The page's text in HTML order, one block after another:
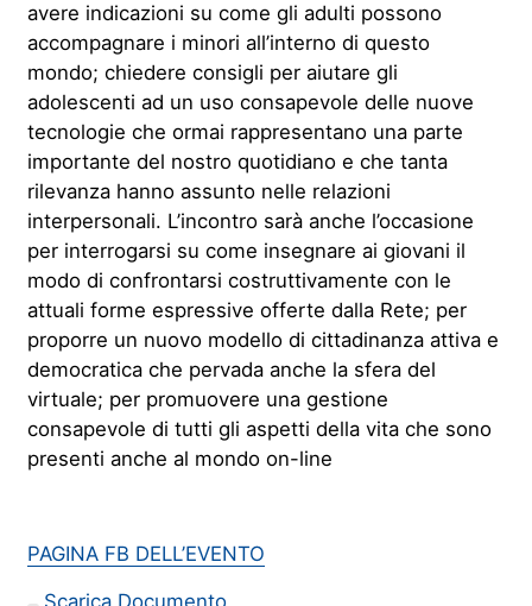
avere indicazioni su come gli adulti possono
accompagnare i minori all’interno di questo
mondo; chiedere consigli per aiutare gli
adolescenti ad un uso consapevole delle nuove
tecnologie che ormai rappresentano una parte
importante del nostro quotidiano e che tanta
rilevanza hanno assunto nelle relazioni
interpersonali. L’incontro sarà anche l’occasione
per interrogarsi su come insegnare ai giovani il
modo di confrontarsi costruttivamente con le
attuali forme espressive offerte dalla Rete; per
proporre un nuovo modello di cittadinanza attiva e
democratica che pervada anche la sfera del
virtuale; per promuovere una gestione
consapevole di tutti gli aspetti della vita che sono
presenti anche al mondo on-line
PAGINA FB DELL’EVENTO